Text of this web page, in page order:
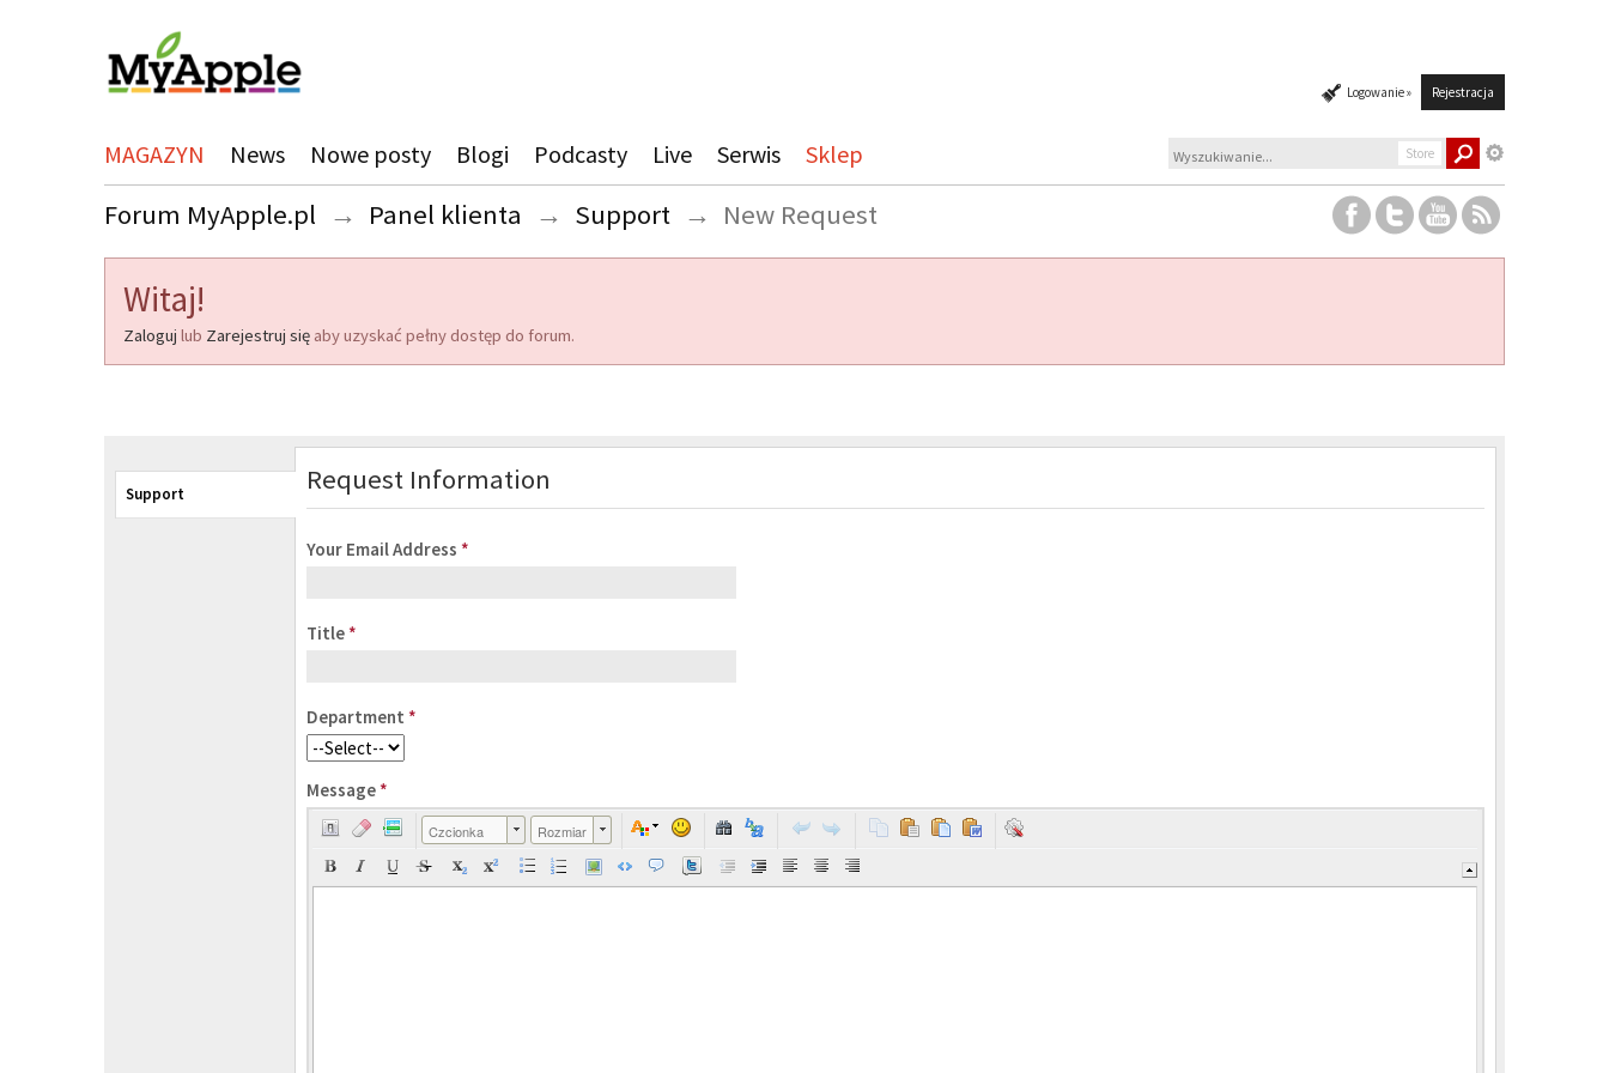
Logowanie » Rejestracja
MAGAZYN News Nowe posty Blogi Podcasty Live Serwis Sklep Store
Forum MyApple.pl → Panel klienta → Support → New Request
Witaj!
Zaloguj lub Zarejestruj się aby uzyskać pełny dostęp do forum.
Support Request Information
Your Email Address *
Title *
Department *
Message *
Czcionka Rozmiar